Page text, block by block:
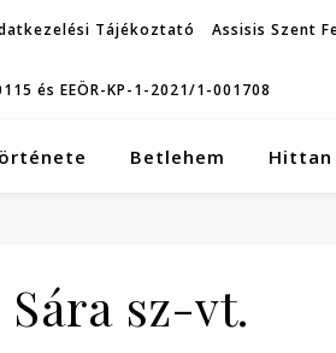
Tájékoztató Assisis Szent
és EEÖR-KP-1-2021/1-001708
Betlehem Hittan
sz-vt.